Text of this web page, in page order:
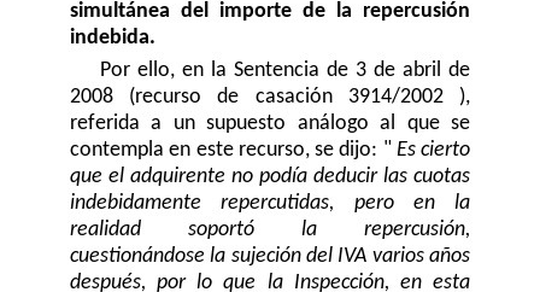
simultánea del importe de la repercusión
indebida.
Por ello, en la Sentencia de 3 de abril de
2008 (recurso de casación 3914/2002 ),
referida a un supuesto análogo al que se
contempla en este recurso, se dijo: " Es cierto
que el adquirente no podía deducir las cuotas
indebidamente repercutidas, pero en la
realidad soportó la repercusión,
cuestionándose la sujeción del IVA varios años
después, por lo que la Inspección, en esta